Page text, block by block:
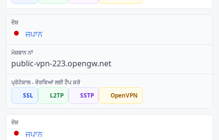
ਜਪਾਨ
public-vpn-223.opengw.net
SSL L2TP SSTP OpenVPN
ਜਪਾਨ